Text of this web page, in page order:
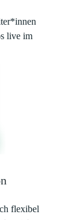
live im
flexibel